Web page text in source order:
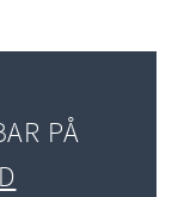
PÅ